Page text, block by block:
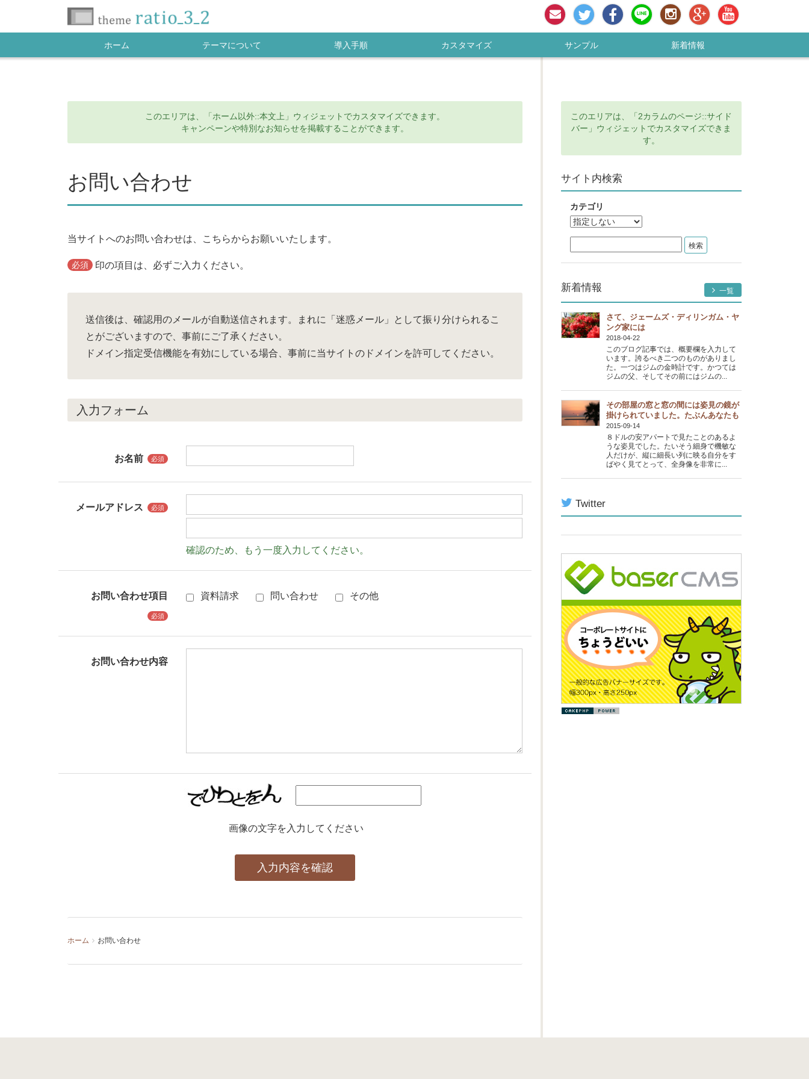
お問い合わせ
Twitter Facebookページ
LINE #64;InstagramGoogle+YouTubeチャンネ
ホーム テーマについて 導入手順 カスタマイズ サンプル 新着情報
このエリアは、「ホーム以外::本文上」ウィジェットでカスタマイズできます。
キャンペーンや特別なお知らせを掲載することができます。
お問い合わせ
当サイトへのお問い合わせは、こちらからお願いいたします。
必須 印の項目は、必ずご入力ください。
送信後は、確認用のメールが自動送信されます。まれに「迷惑メール」として振り分けられるこ
とがございますので、事前にご了承ください。
ドメイン指定受信機能を有効にしている場合、事前に当サイトのドメインを許可してください。
入力フォーム
お名前 必須
メールアドレス 必須
確認のため、もう一度入力してください。
お問い合わせ項目
必須
資料請求 問い合わせ その他
お問い合わせ内容
画像の文字を入力してください
ホーム お問い合わせ
このエリアは、「2カラムのページ::サイド
バー」ウィジェットでカスタマイズできま
す。
サイト内検索
カテゴリ
新着情報 一覧
さて、ジェームズ・ディリンガム・ヤ
ング家には
2018-04-22
このブログ記事では、概要欄を入力して
います。誇るべき二つのものがありまし
た。一つはジムの金時計です。かつては
ジムの父、そしてその前にはジムの...
その部屋の窓と窓の間には姿見の鏡が
掛けられていました。たぶんあなたも
2015-09-14
８ドルの安アパートで見たことのあるよ
うな姿見でした。たいそう細身で機敏な
人だけが、縦に細長い列に映る自分をす
ばやく見てとって、全身像を非常に...
Twitter